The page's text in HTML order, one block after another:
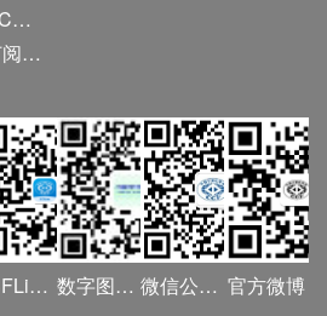
CCF DL Focus
订阅《计算》
CCFLink APP 数字图书馆 微信公众号 官方微博